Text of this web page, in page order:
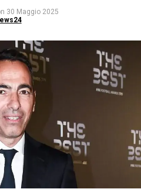
30 Maggio 2025